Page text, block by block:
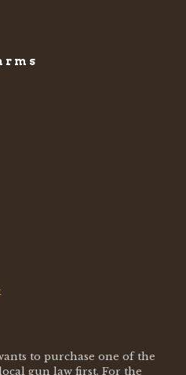
to purchase one of the
gun law first. For the